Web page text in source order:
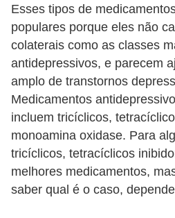
Esses tipos de
populares porque eles não
colaterais como as classes
antidepressivos, e parecem
amplo de transtornos
Medicamentos
incluem tricíclicos,
monoamina oxidase. Para
tricíclicos, tetracíclicos
melhores medicamentos,
saber qual é o caso,
a
n
t
a
s
m
e
d
i